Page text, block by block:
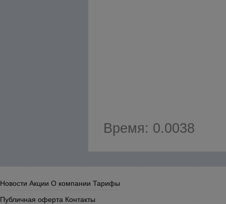
Время: 0.0038
Новости Акции О компании Тарифы
Публичная оферта Контакты